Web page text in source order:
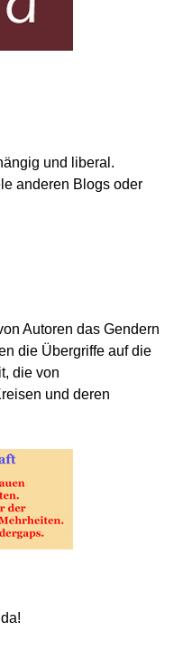
und liberal.
anderen Blogs oder
Autoren das Gendern
die Übergriffe auf die
die von
und deren